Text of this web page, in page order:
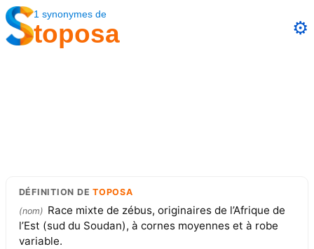
1 synonymes de
toposa ⚙️
DÉFINITION DETOPOSA
(nom) Race mixte de zébus, originaires de l’Afrique de
l’Est (sud du Soudan), à cornes moyennes et à robe
variable.